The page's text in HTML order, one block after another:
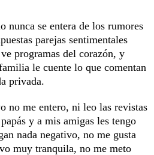
nunca se entera de los rumores
parejas sentimentales
programas del corazón, y
le cuente lo que comentan
privada.
no me entero, ni leo las revistas
y a mis amigas les tengo
nada negativo, no me gusta
muy tranquila, no me meto